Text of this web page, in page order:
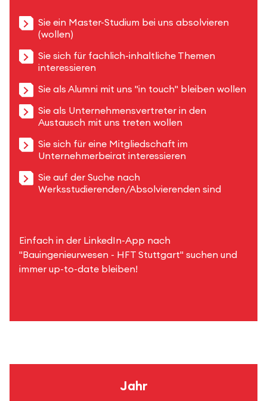
Sie ein Master-Studium bei uns absolvieren
(wollen)
Sie sich für fachlich-inhaltliche Themen
interessieren
Sie als Alumni mit uns "in touch" bleiben wollen
Sie als Unternehmensvertreter in den
Austausch mit uns treten wollen
Sie sich für eine Mitgliedschaft im
Unternehmerbeirat interessieren
Sie auf der Suche nach
Werksstudierenden/Absolvierenden sind
Einfach in der LinkedIn-App nach
"Bauingenieurwesen - HFT Stuttgart" suchen und
immer up-to-date bleiben!
Jahr